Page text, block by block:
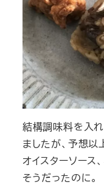
結構調味料を入
ましたが、予想以
オイスターソース
そうだったのに。